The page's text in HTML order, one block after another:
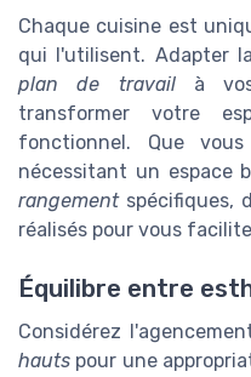
Chaque cuisine est
qui l'utilisent. Adapter
plan de travailà vos
transformer votre
fonctionnel. Que
nécessitant un espace
rangementspécifiques,
réalisés pour vous
Équilibre entre
Considérez
hauts pour une